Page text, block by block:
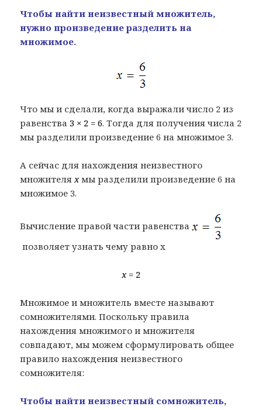
Чтобы найти неизвестный множитель,
нужно произведение разделить на
множимое.
Что мы и сделали, когда выражали число 2 из
равенства3 × 2 = 6. Тогда для получения числа 2
мы разделили произведение 6 на множимое 3.
А сейчас для нахождения неизвестного
множителя xмы разделили произведение 6 на
множимое 3.
Вычисление правой части равенства
позволяет узнать чему равно x
x= 2
Множимое и множитель вместе называют
сомножителями. Поскольку правила
нахождения множимого и множителя
совпадают, мы можем сформулировать общее
правило нахождения неизвестного
сомножителя:
Чтобы найти неизвестный сомножитель,